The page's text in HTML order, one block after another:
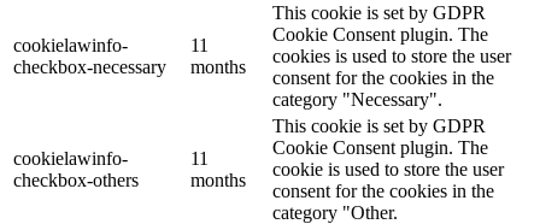
cookielawinfo-
checkbox-necessary
11
months
This cookie is set by GDPR
Cookie Consent plugin. The
cookies is used to store the user
consent for the cookies in the
category "Necessary".
cookielawinfo-
checkbox-others
11
months
This cookie is set by GDPR
Cookie Consent plugin. The
cookie is used to store the user
consent for the cookies in the
category "Other.